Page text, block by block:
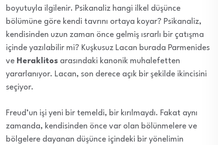
boyutuyla ilgilenir. Psikanaliz hangi ilkel düşünce
bölümüne göre kendi tavrını ortaya koyar? Psikanaliz,
kendisinden uzun zaman önce gelmiş ısrarlı bir çatışma
içinde yazılabilir mi? Kuşkusuz Lacan burada Parmenides
ve Heraklitos arasındaki kanonik muhalefetten
yararlanıyor. Lacan, son derece açık bir şekilde ikincisini
seçiyor.
Freud’un işi yeni bir temeldi, bir kırılmaydı. Fakat aynı
zamanda, kendisinden önce var olan bölünmelere ve
bölgelere dayanan düşünce içindeki bir yönelimin